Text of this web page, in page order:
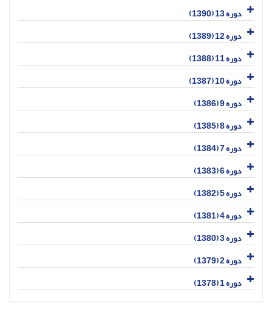
دوره 13 (1390)
دوره 12 (1389)
دوره 11 (1388)
دوره 10 (1387)
دوره 9 (1386)
دوره 8 (1385)
دوره 7 (1384)
دوره 6 (1383)
دوره 5 (1382)
دوره 4 (1381)
دوره 3 (1380)
دوره 2 (1379)
دوره 1 (1378)